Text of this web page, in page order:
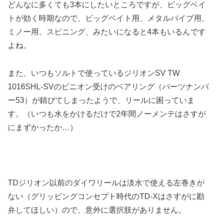
どんなに多くても3本にしたいところですが、ビッグベイ
トが効く時期なので、ビッグベイト用、メタルバイブ用、
ミノー用、スピニング、みたいになると4本もいるんです
よね。
また、いつもソルトで使っているジリオンSV TW
1016SHL-SVのピニオン受けのベアリング（パーツナンバ
ー53）が錆びてしまったようで、リールに困っていま
す。（いつも水をかけるだけで2年間ノーメンテはさすが
にまずかったか…）
TDジリオン以前のダイワリールは淡水で使える左巻きが
ない（グリッピングコンセプト時代のTD-Xはさすがに勘
弁してほしい）ので、意外に選択肢がありません。